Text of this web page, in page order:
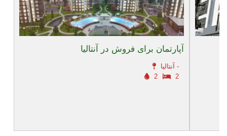
آپارتمان برای فروش در آنتالیا
آنتالیا -
2
2